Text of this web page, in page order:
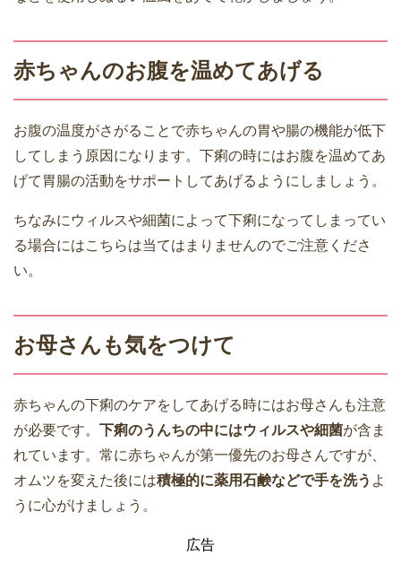
赤ちゃんのお腹を温めてあげる
お腹の温度がさがることで赤ちゃんの胃や腸の機能が低下
してしまう原因になります。下痢の時にはお腹を温めてあ
げて胃腸の活動をサポートしてあげるようにしましょう。
ちなみにウィルスや細菌によって下痢になってしまってい
る場合にはこちらは当てはまりませんのでご注意くださ
い。
お母さんも気をつけて
赤ちゃんの下痢のケアをしてあげる時にはお母さんも注意
が必要です。 下痢のうんちの中にはウィルスや細菌が含ま
れています。常に赤ちゃんが第一優先のお母さんですが、
オムツを変えた後には積極的に薬用石鹸などで手を洗う よ
うに心がけましょう。
広告